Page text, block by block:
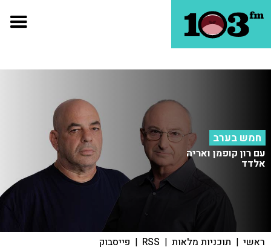
חמש בערב
עם רון קופמן ואריה
אלדד
ראשי | תוכניות מלאות |
RSS
| פייסבוק